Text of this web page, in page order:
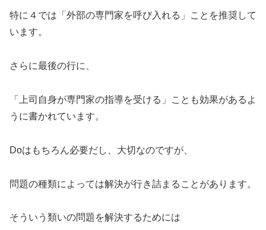
特に４では「外部の専門家を呼び入れる」ことを推奨して
います。
さらに最後の行に、
「上司自身が専門家の指導を受ける」ことも効果があるよ
うに書かれています。
Doはもちろん必要だし、大切なのですが、
問題の種類によっては解決が行き詰まることがあります。
そういう類いの問題を解決するためには